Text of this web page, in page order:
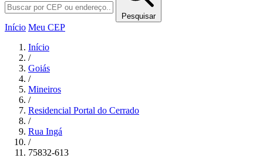
Pesquisar
Início Meu CEP
Início
/
Goiás
/
Mineiros
/
Residencial Portal do Cerrado
/
Rua Ingá
/
75832-613